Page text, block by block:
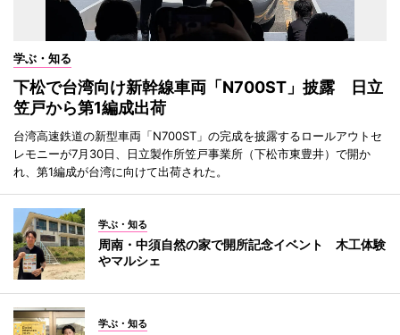
学ぶ・知る
下松で台湾向け新幹線車両「N700ST」披露 日立
笠戸から第1編成出荷
台湾高速鉄道の新型車両「N700ST」の完成を披露するロールアウトセ
レモニーが7月30日、日立製作所笠戸事業所（下松市東豊井）で開か
れ、第1編成が台湾に向けて出荷された。
学ぶ・知る
周南・中須自然の家で開所記念イベント 木工体験
やマルシェ
学ぶ・知る